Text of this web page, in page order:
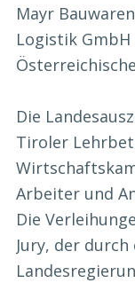
Mayr
Logistik GmbH
Die
Tiroler
Arbeiter und
Die
Jury, der